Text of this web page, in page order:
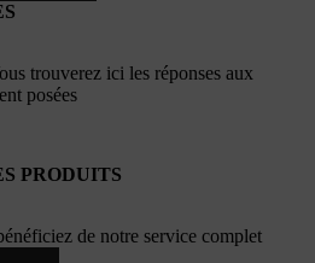
trouverez ici les réponses aux
posées
PRODUITS
de notre service complet